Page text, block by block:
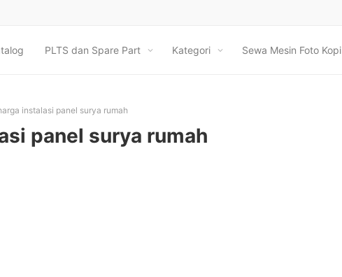
PLTS dan Spare Part Kategori Sewa Mesin Foto Kopi
instalasi panel surya rumah
panel surya rumah